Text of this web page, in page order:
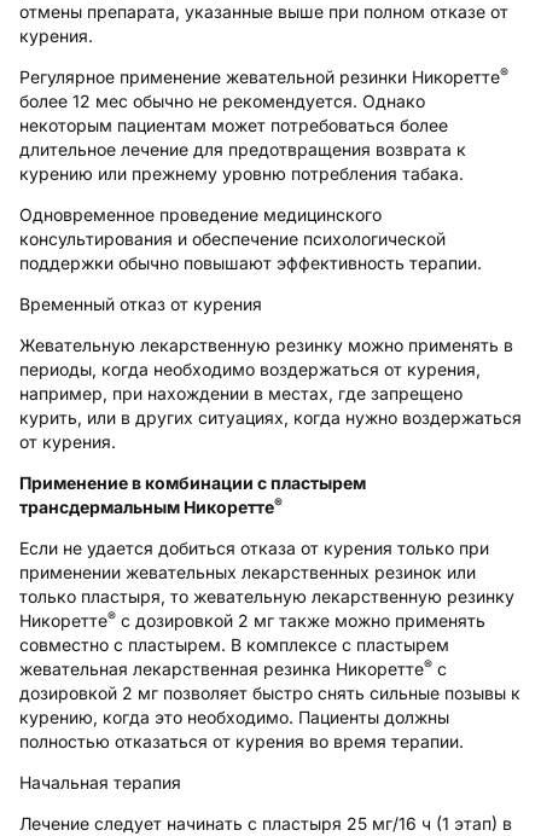
отмены препарата, указанные выше при полном отказе от
курения.
Регулярное применение жевательной резинки Никоретте®
более 12 мес обычно не рекомендуется. Однако
некоторым пациентам может потребоваться более
длительное лечение для предотвращения возврата к
курению или прежнему уровню потребления табака.
Одновременное проведение медицинского
консультирования и обеспечение психологической
поддержки обычно повышают эффективность терапии.
Временный отказ от курения
Жевательную лекарственную резинку можно применять в
периоды, когда необходимо воздержаться от курения,
например, при нахождении в местах, где запрещено
курить, или в других ситуациях, когда нужно воздержаться
от курения.
Применение в комбинации с пластырем
трансдермальным Никоретте®
Если не удается добиться отказа от курения только при
применении жевательных лекарственных резинок или
только пластыря, то жевательную лекарственную резинку
Никоретте® с дозировкой 2 мг также можно применять
совместно с пластырем. В комплексе с пластырем
жевательная лекарственная резинка Никоретте® с
дозировкой 2 мг позволяет быстро снять сильные позывы к
курению, когда это необходимо. Пациенты должны
полностью отказаться от курения во время терапии.
Начальная терапия
Лечение следует начинать с пластыря 25 мг/16 ч (1 этап) в